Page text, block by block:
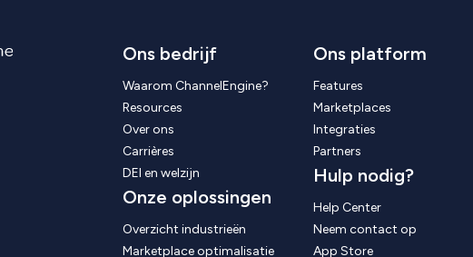
Ons bedrijf
Waarom ChannelEngine?
Resources
Over ons
Carrières
DEI en welzijn
Onze oplossingen
Overzicht industrieën
Marketplace optimalisatie
Ons platform
Features
Marketplaces
Integraties
Partners
Hulp nodig?
Help Center
Neem contact op
App Store